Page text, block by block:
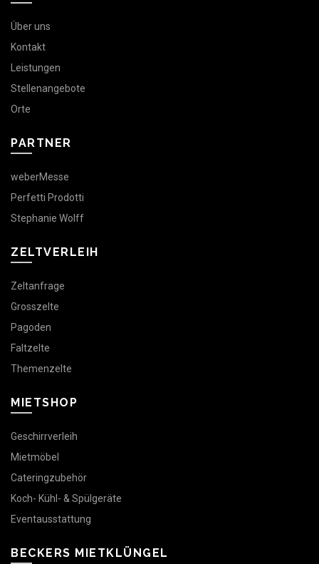
Über uns
Kontakt
Leistungen
Stellenangebote
Orte
PARTNER
weberMesse
Perfetti Prodotti
Stephanie Wolff
ZELTVERLEIH
Zeltanfrage
Grosszelte
Pagoden
Faltzelte
Themenzelte
MIETSHOP
Geschirrverleih
Mietmöbel
Cateringzubehör
Koch- Kühl- & Spülgeräte
Eventausstattung
BECKERS MIETKLÜNGEL